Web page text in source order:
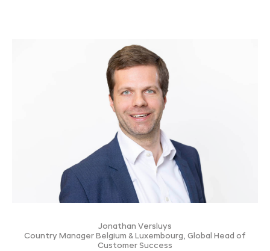
Jonathan Versluys
Country Manager Belgium & Luxembourg, Global Head of
Customer Success